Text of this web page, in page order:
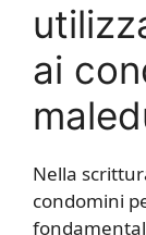
ai
Nella
condomini